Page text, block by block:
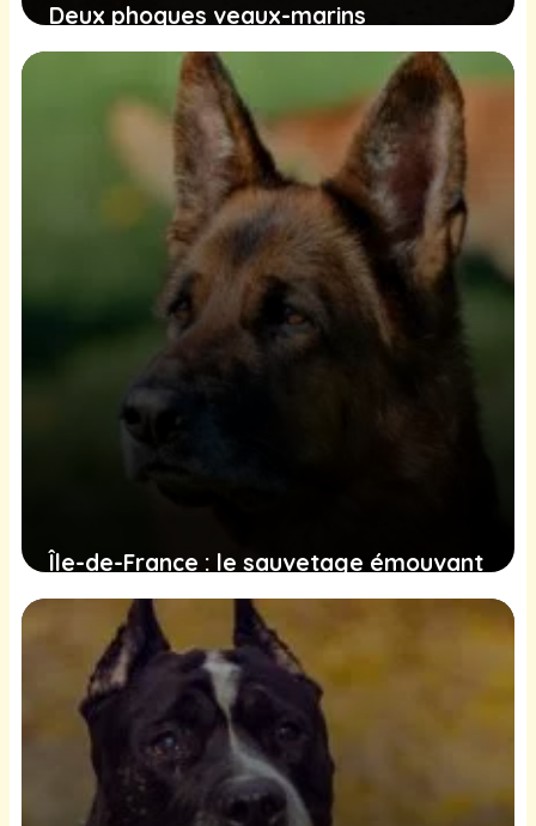
Deux phoques veaux-marins
retrouvent les vagues de la baie du
Mont-Saint-Michel dans un élan de
10 janvier 2025
Île-de-France : le sauvetage émouvant
d’un chien de garde maltraité et l’acte
héroïque d’un enquêteur
7 janvier 2025